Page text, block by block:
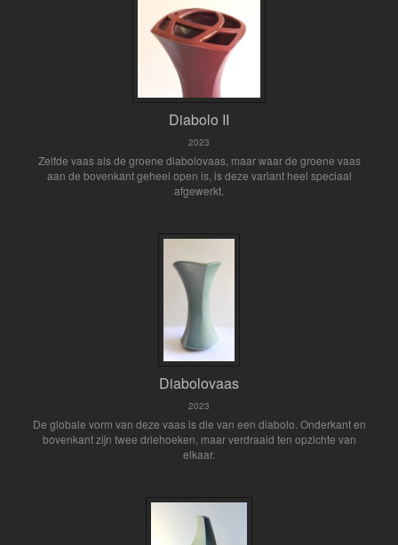
Diabolo II
2023
Zelfde vaas als de groene diabolovaas, maar waar de groene vaas
aan de bovenkant geheel open is, is deze variant heel speciaal
afgewerkt.
Diabolovaas
2023
De globale vorm van deze vaas is die van een diabolo. Onderkant en
bovenkant zijn twee driehoeken, maar verdraaid ten opzichte van
elkaar.